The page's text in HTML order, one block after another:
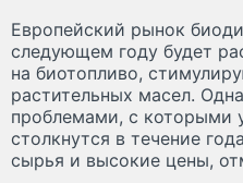
Европейский рынок
следующем году будет
на биотопливо,
растительных масел.
проблемами, с которыми
столкнутся в течение
сырья и высокие цены,